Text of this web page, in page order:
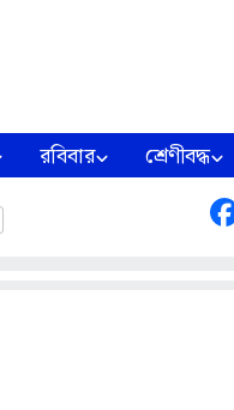
রবিবার শ্রেণীবদ্ধ